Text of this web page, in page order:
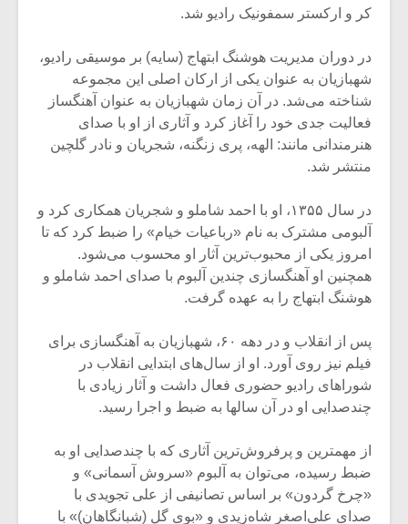
کر و ارکستر سمفونیک رادیو شد.‌
‌در دوران مدیریت هوشنگ ابتهاج (سایه) بر موسیقی رادیو،
شهبازیان به عنوان یکی از ارکان اصلی این مجموعه
شناخته می‌شد. در آن زمان شهبازیان به عنوان آهنگساز
فعالیت جدی خود را آغاز کرد و آثاری از او با صدای
هنرمندانی مانند: الهه، پری زنگنه، شجریان و نادر گلچین
منتشر شد.‌
‌در سال‌ ۱۳۵۵، او با احمد شاملو و شجریان همکاری کرد و
آلبومی مشترک به نام «رباعیات خیام» را ضبط کرد که تا
امروز یکی از محبوب‌ترین آثار او محسوب می‌شود.
همچنین او آهنگسازی چندین آلبوم با صدای احمد شاملو و
هوشنگ ابتهاج را به عهده گرفت.
‌پس از انقلاب و در دهه ۶۰، شهبازیان به آهنگسازی برای
فیلم نیز روی آورد. او از سال‌های ابتدایی انقلاب در
شوراهای رادیو حضوری فعال داشت و آثار زیادی با
چندصدایی او در آن سالها به ضبط و اجرا رسید.‌
‌از مهمترین و پرفروش‌ترین آثاری که با چندصدایی او به
ضبط رسیده، می‌توان به آلبوم «سروش آسمانی» و
«چرخ گردون» بر اساس تصانیفی از علی تجویدی با
صدای علی‌اصغر شاه‌زیدی و «بوی گل (شبانگاهان)» با